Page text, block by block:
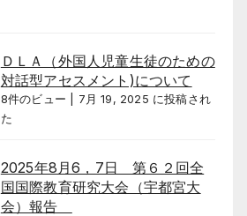
ＤＬＡ（外国人児童生徒のための
対話型アセスメント)について
8件のビュー
7月 19, 2025 に投稿され
た
2025年8月6，7日 第６２回全
国国際教育研究大会（宇都宮大
会）報告